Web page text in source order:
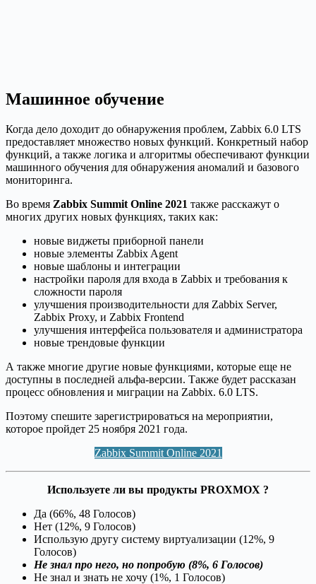
Машинное обучение
Когда дело доходит до обнаружения проблем, Zabbix 6.0 LTS
предоставляет множество новых функций. Конкретный набор
функций, а также логика и алгоритмы обеспечивают функции
машинного обучения для обнаружения аномалий и базового
мониторинга.
Во время Zabbix Summit Online 2021 также расскажут о
многих других новых функциях, таких как:
новые виджеты приборной панели
новые элементы Zabbix Agent
новые шаблоны и интеграции
настройки пароля для входа в Zabbix и требования к
сложности пароля
улучшения производительности для Zabbix Server,
Zabbix Proxy, и Zabbix Frontend
улучшения интерфейса пользователя и администратора
новые трендовые функции
А также многие другие новые функциями, которые еще не
доступны в последней альфа-версии. Также будет рассказан
процесс обновления и миграции на Zabbix. 6.0 LTS.
Поэтому спешите зарегистрироваться на мероприятии,
которое пройдет 25 ноября 2021 года.
Zabbix Summit Online 2021
Используете ли вы продукты PROXMOX ?
Да (66%, 48 Голосов)
Нет (12%, 9 Голосов)
Использую другу систему виртуализации (12%, 9
Голосов)
Не знал про него, но попробую (8%, 6 Голосов)
Не знал и знать не хочу (1%, 1 Голосов)